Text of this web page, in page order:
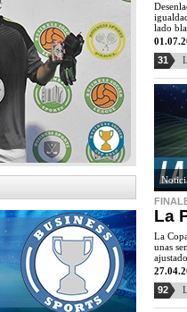
lado
31
La
La
unas
92